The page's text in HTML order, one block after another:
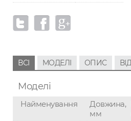
ВСІ МОДЕЛІ ОПИС
Моделі
Найменування
Довжина,
мм